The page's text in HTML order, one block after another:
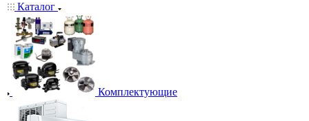
Каталог
Комплектующие